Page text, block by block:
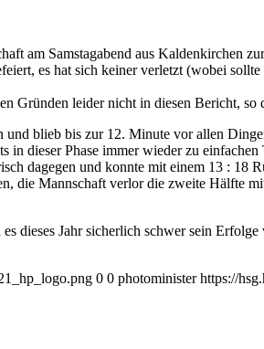
am Samstagabend aus Kaldenkirchen
es hat sich keiner verletzt (wobei
Gründen leider nicht in diesen Bericht,
blieb bis zur 12. Minute vor allen
in dieser Phase immer wieder zu
dagegen und konnte mit einem 13 : 18
die Mannschaft verlor die zweite Hälfte
dieses Jahr sicherlich schwer sein
0 0 photominister https://